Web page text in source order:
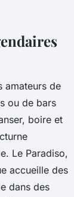
amateurs de
ou de bars
boire et
Le Paradiso,
accueille des
dans des